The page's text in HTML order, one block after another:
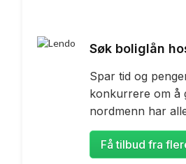
Søk boliglån
Spar tid og
konkurrere om å
nordmenn har
Få tilbud fra